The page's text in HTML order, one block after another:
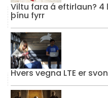
Viltu fara á eftirlaun?
þínu fyrr
Hvers vegna LTE er